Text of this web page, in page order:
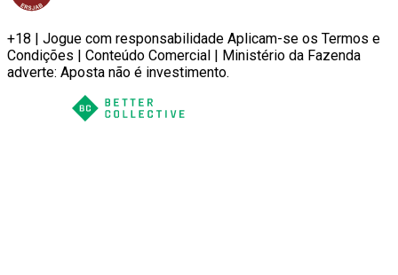
+18 | Jogue com responsabilidade Aplicam-se os Termos e
Condições | Conteúdo Comercial | Ministério da Fazenda
adverte: Aposta não é investimento.